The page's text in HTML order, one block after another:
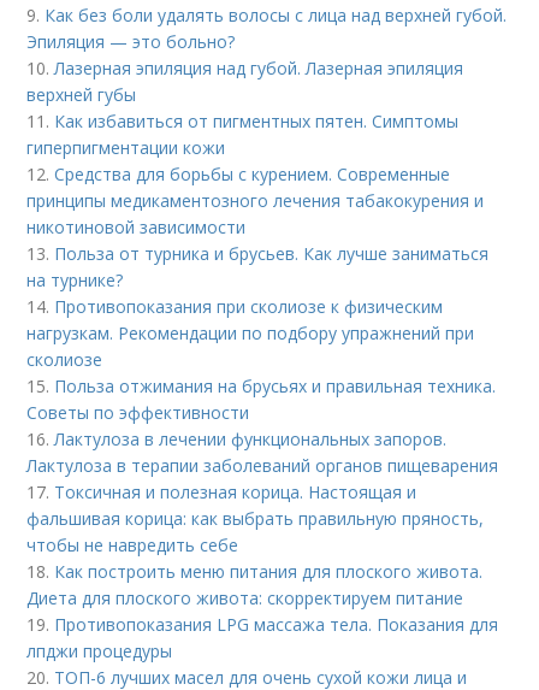
9. Как без боли удалять волосы с лица над верхней губой.
Эпиляция — это больно?
10.Лазерная эпиляция над губой. Лазерная эпиляция
верхней губы
11. Как избавиться от пигментных пятен. Симптомы
гиперпигментации кожи
12.Средства для борьбы с курением. Современные
принципы медикаментозного лечения табакокурения и
никотиновой зависимости
13. Польза от турника и брусьев. Как лучше заниматься
на турнике?
14. Противопоказания при сколиозе к физическим
нагрузкам. Рекомендации по подбору упражнений при
сколиозе
15. Польза отжимания на брусьях и правильная техника.
Советы по эффективности
16.Лактулоза в лечении функциональных запоров.
Лактулоза в терапии заболеваний органов пищеварения
17. Токсичная и полезная корица. Настоящая и
фальшивая корица: как выбрать правильную пряность,
чтобы не навредить себе
18. Как построить меню питания для плоского живота.
Диета для плоского живота: скорректируем питание
19. Противопоказания LPG массажа тела. Показания для
лпджи процедуры
20. ТОП-6 лучших масел для очень сухой кожи лица и